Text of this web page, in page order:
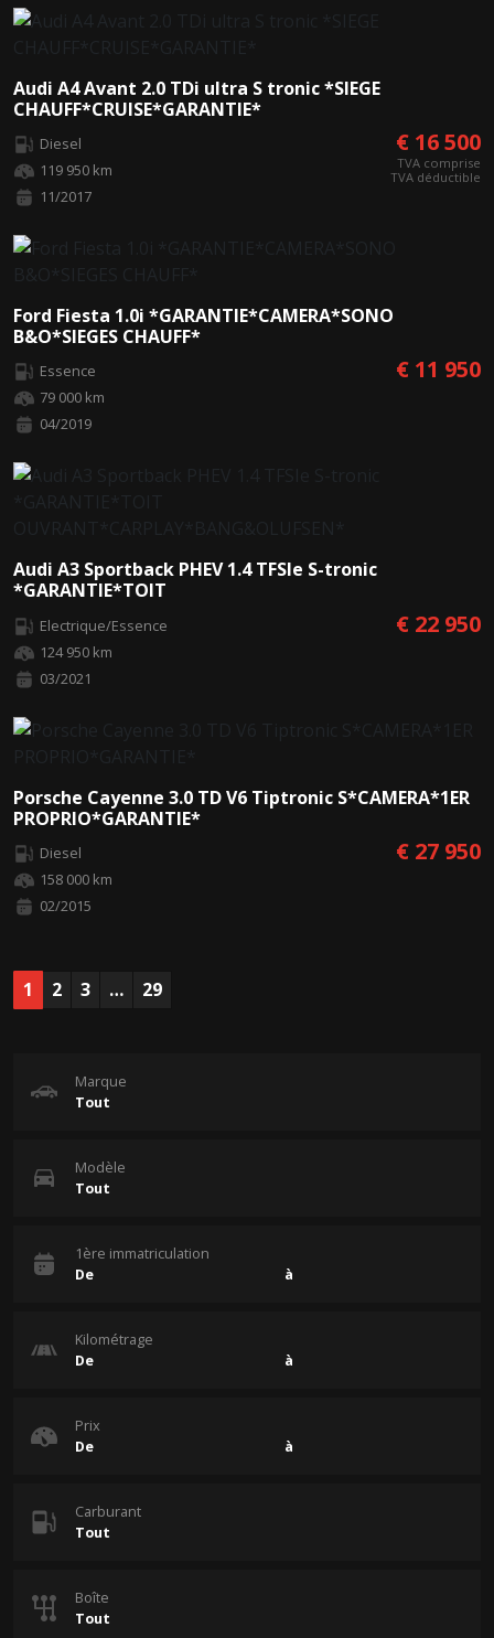
Audi A4 Avant 2.0 TDi ultra S tronic *SIEGE
CHAUFF*CRUISE*GARANTIE*
Diesel
119 950 km
11/2017
€ 16 500
TVA comprise
TVA déductible
Ford Fiesta 1.0i *GARANTIE*CAMERA*SONO
B&O*SIEGES CHAUFF*
Essence
79 000 km
04/2019
€ 11 950
Audi A3 Sportback PHEV 1.4 TFSIe S-tronic
*GARANTIE*TOIT
Electrique/Essence
124 950 km
03/2021
€ 22 950
Porsche Cayenne 3.0 TD V6 Tiptronic S*CAMERA*1ER
PROPRIO*GARANTIE*
Diesel
158 000 km
02/2015
€ 27 950
1 2 3 … 29
Marque
Modèle
1ère immatriculation
Kilométrage
Prix
Carburant
Boîte